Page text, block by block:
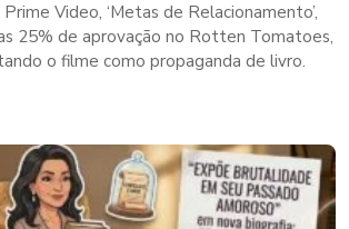
Video, ‘Metas de Relacionamento’,
25% de aprovação no Rotten Tomatoes,
o filme como propaganda de livro.